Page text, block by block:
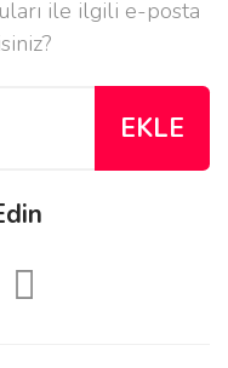
ile ilgili e-posta
EKLE